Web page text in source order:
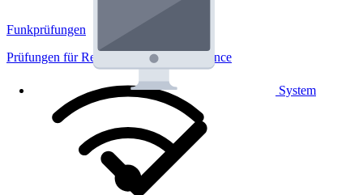
System
Funkprüfungen
Prüfungen für Regulatorik und Performance